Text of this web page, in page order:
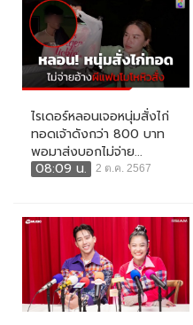
ไรเดอร์หลอนเจอหนุ่มสั่งไก่
ทอดเจ้าดังกว่า 800 บาท
พอมาส่งบอกไม่จ่าย...
08:09 น.
2 ต.ค. 2567